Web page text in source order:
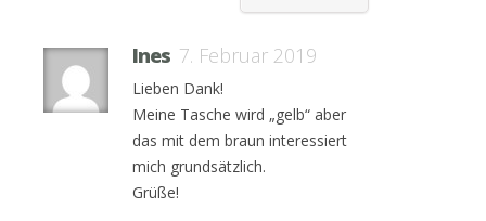
Ines 7. Februar 2019
Lieben Dank!
Meine Tasche wird „gelb“ aber
das mit dem braun interessiert
mich grundsätzlich.
Grüße!